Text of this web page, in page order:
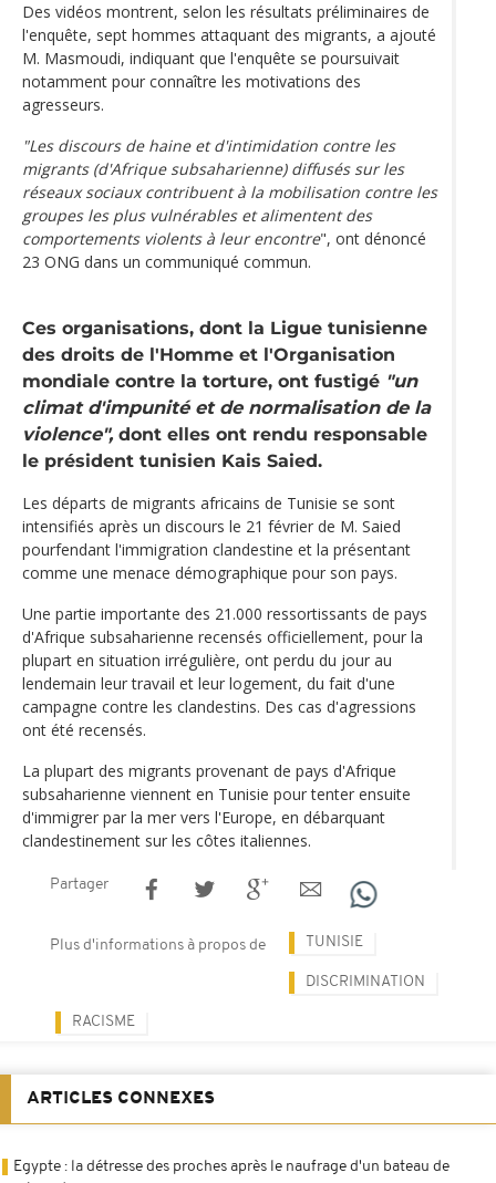
Des vidéos montrent, selon les résultats préliminaires de
l'enquête, sept hommes attaquant des migrants, a ajouté
M. Masmoudi, indiquant que l'enquête se poursuivait
notamment pour connaître les motivations des
agresseurs.
"Les discours de haine et d'intimidation contre les
migrants (d'Afrique subsaharienne) diffusés sur les
réseaux sociaux contribuent à la mobilisation contre les
groupes les plus vulnérables et alimentent des
comportements violents à leur encontre", ont dénoncé
23 ONG dans un communiqué commun.
Ces organisations, dont la Ligue tunisienne
des droits de l'Homme et l'Organisation
mondiale contre la torture, ont fustigé "un
climat d'impunité et de normalisation de la
violence", dont elles ont rendu responsable
le président tunisien Kais Saied.
Les départs de migrants africains de Tunisie se sont
intensifiés après un discours le 21 février de M. Saied
pourfendant l'immigration clandestine et la présentant
comme une menace démographique pour son pays.
Une partie importante des 21.000 ressortissants de pays
d'Afrique subsaharienne recensés officiellement, pour la
plupart en situation irrégulière, ont perdu du jour au
lendemain leur travail et leur logement, du fait d'une
campagne contre les clandestins. Des cas d'agressions
ont été recensés.
La plupart des migrants provenant de pays d'Afrique
subsaharienne viennent en Tunisie pour tenter ensuite
d'immigrer par la mer vers l'Europe, en débarquant
clandestinement sur les côtes italiennes.
Partager
Plus d'informations à propos de TUNISIE
DISCRIMINATION
RACISME
ARTICLES CONNEXES
Egypte : la détresse des proches après le naufrage d'un bateau de